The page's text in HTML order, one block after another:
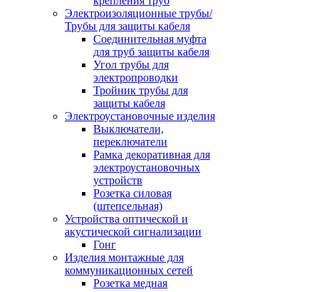
Электроизоляционные трубы/
Трубы для защиты кабеля
Соединительная муфта
для труб защиты кабеля
Угол трубы для
электропроводки
Тройник трубы для
защиты кабеля
Электроустановочные изделия
Выключатели,
переключатели
Рамка декоративная для
электроустановочных
устройств
Розетка силовая
(штепсельная)
Устройства оптической и
акустической сигнализации
Гонг
Изделия монтажные для
коммуникационных сетей
Розетка медная